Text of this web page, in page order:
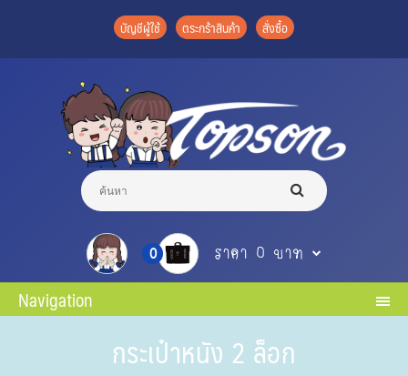
บัญชีผู้ใช้ ตระกร้าสินค้า สั่งซื้อ
0 ราคา 0 บาท
Navigation
กระเป๋าหนัง 2 ล็อก